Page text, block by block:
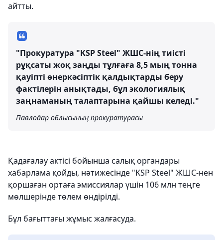
айтты.
"Прокуратура "KSP Steel" ЖШС-нің тиісті
рұқсаты жоқ заңды тұлғаға 8,5 мың тонна
қауіпті өнеркәсіптік қалдықтарды беру
фактілерін анықтады, бұл экологиялық
заңнаманың талаптарына қайшы келеді."
Павлодар облысының прокуратурасы
Қадағалау актісі бойынша салық органдары
хабарлама қойды, нәтижесінде "KSP Steel" ЖШС-нен
қоршаған ортаға эмиссиялар үшін 106 млн теңге
мөлшерінде төлем өндірілді.
Бұл бағыттағы жұмыс жалғасуда.